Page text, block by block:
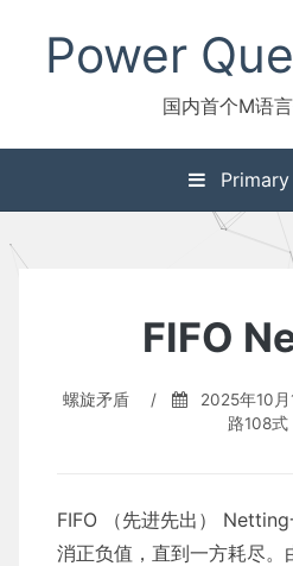
contentPower
国内首个M语
FIFO
螺旋矛盾 / 2025年10月
路108式
FIFO （先进先出）
消正负值，直到一方耗尽。